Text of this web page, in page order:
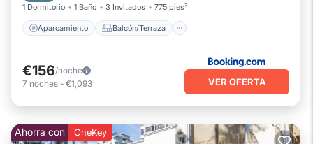
1 Dormitorio 1 Baño 3 Invitados 775 pies²
Aparcamiento Balcón/Terraza
€156/noche
7 noches - €1,093 VER OFERTA
Ahorra con OneKey